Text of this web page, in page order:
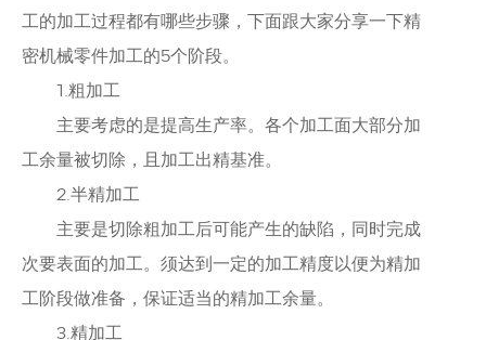
工的加工过程都有哪些步骤，下面跟大家分享一下精
密机械零件加工的5个阶段。
1.粗加工
主要考虑的是提高生产率。各个加工面大部分加
工余量被切除，且加工出精基准。
2.半精加工
主要是切除粗加工后可能产生的缺陷，同时完成
次要表面的加工。须达到一定的加工精度以便为精加
工阶段做准备，保证适当的精加工余量。
3.精加工